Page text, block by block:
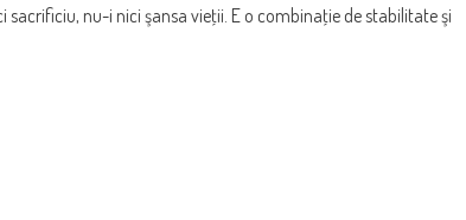
nu-i nici şansa vieţii. E o combinaţie de stabilitate şi